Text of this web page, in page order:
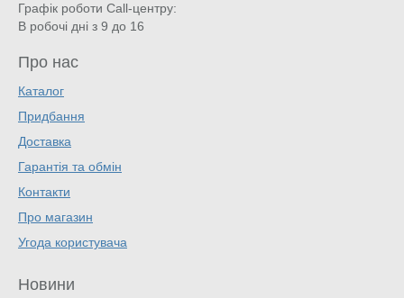
Графік роботи Call-центру:
В робочі дні з 9 до 16
Про нас
Каталог
Придбання
Доставка
Гарантія та обмін
Контакти
Про магазин
Угода користувача
Новини